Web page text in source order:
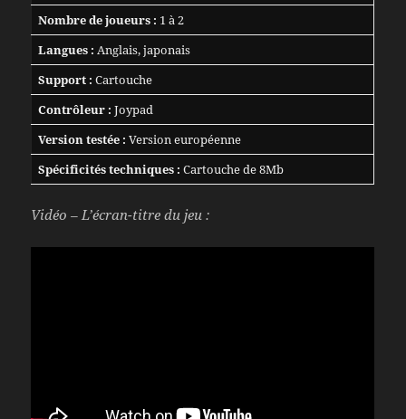
Nombre de joueurs : 1 à 2
Langues : Anglais, japonais
Support : Cartouche
Contrôleur : Joypad
Version testée : Version européenne
Spécificités techniques : Cartouche de 8Mb
Vidéo – L’écran-titre du jeu :